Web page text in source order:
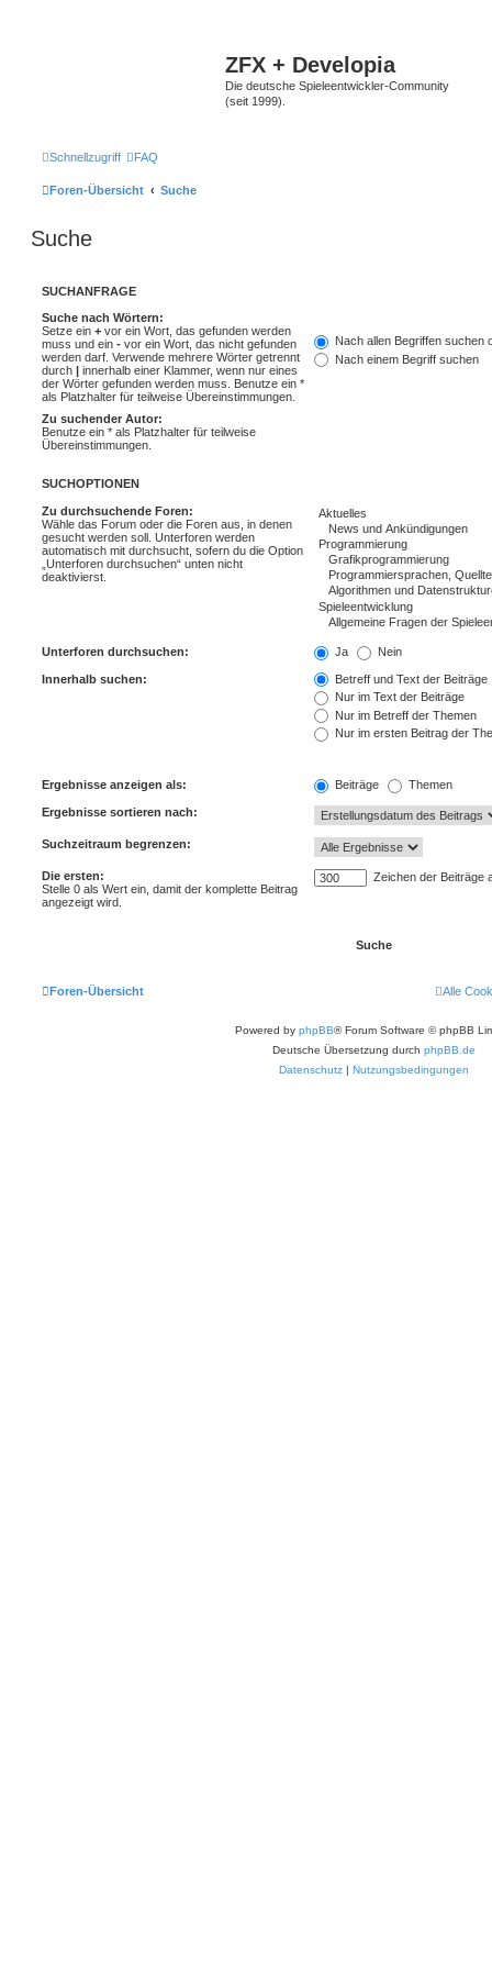
ZFX + Developia
Die deutsche Spieleentwickler-Community
(seit 1999).
Schnellzugriff FAQ
Foren-Übersicht Suche
Suche
SUCHANFRAGE
Suche nach Wörtern:
Setze ein + vor ein Wort, das gefunden werden
muss und ein - vor ein Wort, das nicht gefunden
werden darf. Verwende mehrere Wörter getrennt
durch | innerhalb einer Klammer, wenn nur eines
der Wörter gefunden werden muss. Benutze ein *
als Platzhalter für teilweise Übereinstimmungen.
Nach allen Begriffen suchen
Nach einem Begriff suchen
Zu suchender Autor:
Benutze ein * als Platzhalter für teilweise
Übereinstimmungen.
SUCHOPTIONEN
Zu durchsuchende Foren:
Wähle das Forum oder die Foren aus, in denen
gesucht werden soll. Unterforen werden
automatisch mit durchsucht, sofern du die Option
„Unterforen durchsuchen“ unten nicht
deaktivierst.
Unterforen durchsuchen: Ja Nein
Innerhalb suchen:
Betreff und Text der Beiträge
Nur im Text der Beiträge
Nur im Betreff der Themen
Nur im ersten Beitrag der
Ergebnisse anzeigen als: Beiträge Themen
Ergebnisse sortieren nach:
Suchzeitraum begrenzen:
Die ersten:
Stelle 0 als Wert ein, damit der komplette Beitrag
angezeigt wird.
Zeichen der Beiträge
Foren-Übersicht Alle
Powered by phpBB® Forum Software © phpBB
Deutsche Übersetzung durch phpBB.de
Datenschutz | Nutzungsbedingungen